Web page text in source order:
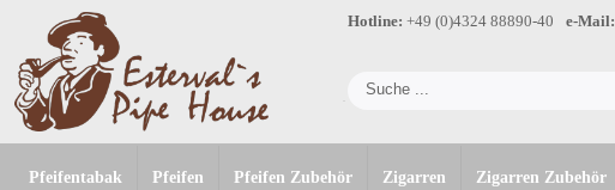
Hotline: +49 (0)4324 88890-40 e-Mail:
Pfeifentabak Pfeifen Pfeifen Zubehör Zigarren Zigarren Zubehör